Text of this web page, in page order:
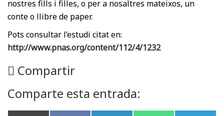
nostres fills i filles, o per a nosaltres mateixos, un
conte o llibre de paper.
Pots consultar l’estudi citat en:
http://www.pnas.org/content/112/4/1232
Compartir
Comparte esta entrada: